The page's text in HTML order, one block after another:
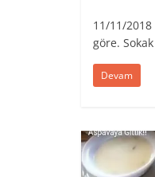
11/11/2018
göre.
Devam